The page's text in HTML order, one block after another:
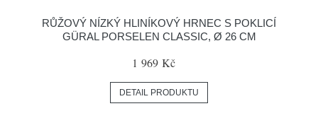
RŮŽOVÝ NÍZKÝ HLINÍKOVÝ HRNEC S POKLICÍ
GÜRAL PORSELEN CLASSIC, Ø 26 CM
1 969 Kč
DETAIL PRODUKTU